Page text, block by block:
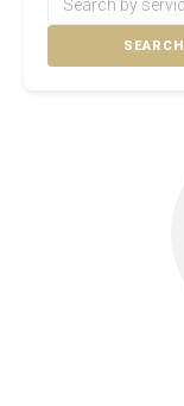
SEARCH